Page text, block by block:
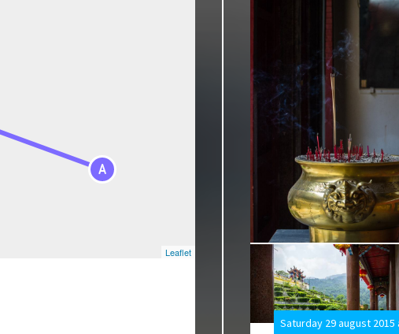
Saturday 29 august 2015
A
Leaflet